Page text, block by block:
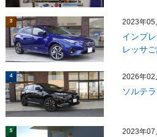
3 2023年05
インプ
レッサ
4 2026年02
ソルテ
5 2023年07